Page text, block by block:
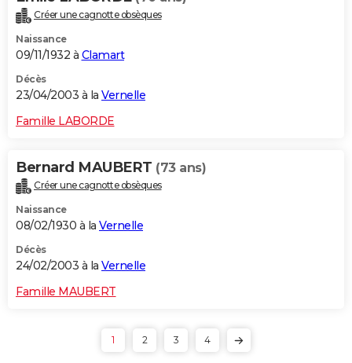
Créer une cagnotte obsèques
Naissance
09/11/1932 à Clamart
Décès
23/04/2003 à la Vernelle
Famille LABORDE
Bernard MAUBERT (73 ans)
Créer une cagnotte obsèques
Naissance
08/02/1930 à la Vernelle
Décès
24/02/2003 à la Vernelle
Famille MAUBERT
1 2 3 4